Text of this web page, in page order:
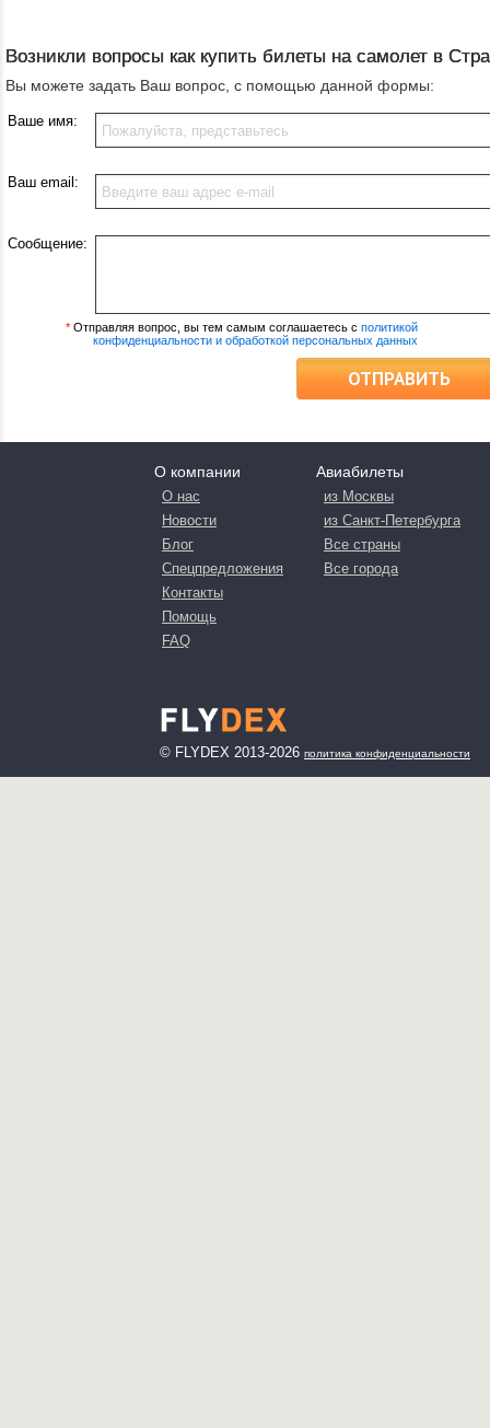
Возникли вопросы как купить билеты на самолет в
Вы можете задать Ваш вопрос, с помощью данной формы:
Ваше имя:
Ваш email:
Сообщение:
* Отправляя вопрос, вы тем самым соглашаетесь с политикой
конфиденциальности и обработкой персональных данных
ОТПРАВИТЬ
О компании
О нас
Новости
Блог
Спецпредложения
Контакты
Помощь
FAQ
Авиабилеты
из Москвы
из Санкт-Петербурга
Все страны
Все города
© FLYDEX 2013-2026 политика конфиденциальности